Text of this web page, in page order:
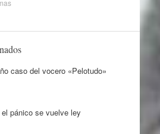
caso del vocero «Pelotudo»
el pánico se vuelve ley